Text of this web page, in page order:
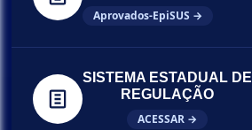
Aprovados-EpiSUS →
SISTEMA ESTADUAL DE
REGULAÇÃO
ACESSAR →